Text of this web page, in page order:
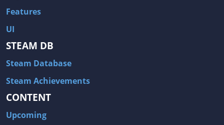
Features
UI
STEAM DB
Steam Database
Steam Achievements
CONTENT
Upcoming